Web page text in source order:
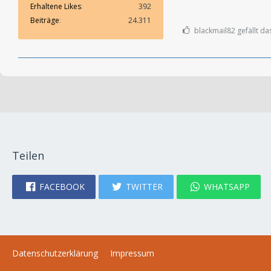
Erhaltene Likes
392
Beiträge
24.311
blackmail82 gefällt
Teilen
FACEBOOK TWITTER WHATSAPP
Datenschutzerklärung Impressum